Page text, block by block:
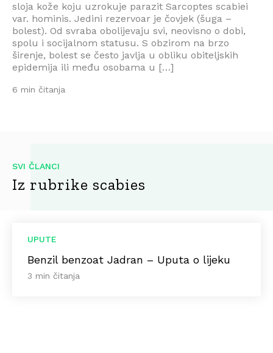
sloja kože koju uzrokuje parazit Sarcoptes scabiei
var. hominis. Jedini rezervoar je čovjek (šuga –
bolest). Od svraba obolijevaju svi, neovisno o dobi,
spolu i socijalnom statusu. S obzirom na brzo
širenje, bolest se često javlja u obliku obiteljskih
epidemija ili među osobama u […]
6 min čitanja
Iz rubrike scabies
SVI ČLANCI
UPUTE
Benzil benzoat Jadran – Uputa o lijeku
3 min čitanja